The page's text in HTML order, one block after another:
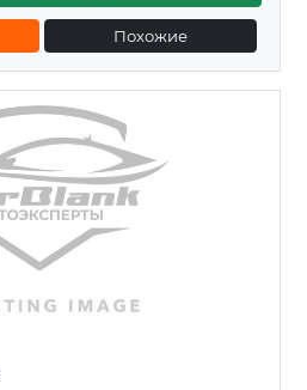
Похожие